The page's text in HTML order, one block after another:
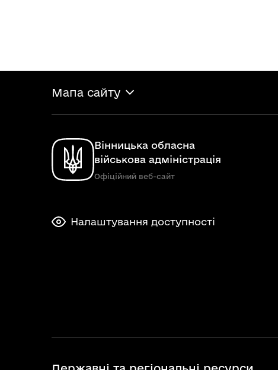
Мапа сайту
Вінницька обласна
військова адміністрація
Офіційний веб-сайт
Налаштування доступності